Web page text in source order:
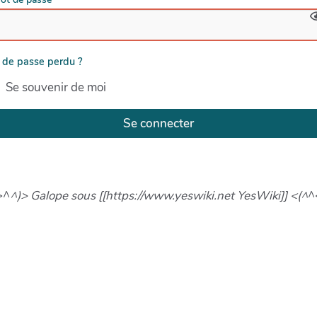
passe perdu ?
Se souvenir de moi
Se connecter
^)> Galope sous [[https://www.yeswiki.net YesWiki]] <(^